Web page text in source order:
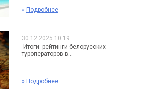
» Подробнее
30.12.2025 10:19
Итоги: рейтинги белорусских
туроператоров в...
» Подробнее